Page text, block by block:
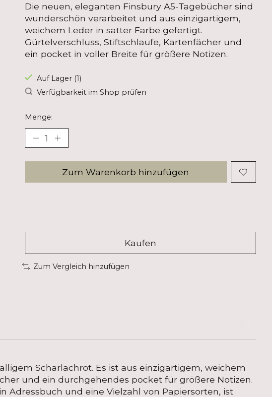
Die neuen, eleganten Finsbury A5-Tagebücher sind
wunderschön verarbeitet und aus einzigartigem,
weichem Leder in satter Farbe gefertigt.
Gürtelverschluss, Stiftschlaufe, Kartenfächer und
ein pocket in voller Breite für größere Notizen.
Auf Lager (1)
Verfügbarkeit im Shop prüfen
Menge:
Zum Warenkorb hinzufügen
Kaufen
Zum Vergleich hinzufügen
Scharlachrot. Es ist aus einzigartigem, weichem
und ein durchgehendes pocket für größere Notizen.
und eine Vielzahl von Papiersorten, ist